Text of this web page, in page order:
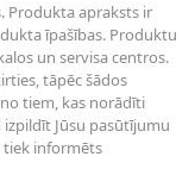
Produkta apraksts ir
īpašības. Produktu
un servisa centros.
tāpēc šādos
tiem, kas norādīti
Jūsu pasūtījumu
tiek informēts